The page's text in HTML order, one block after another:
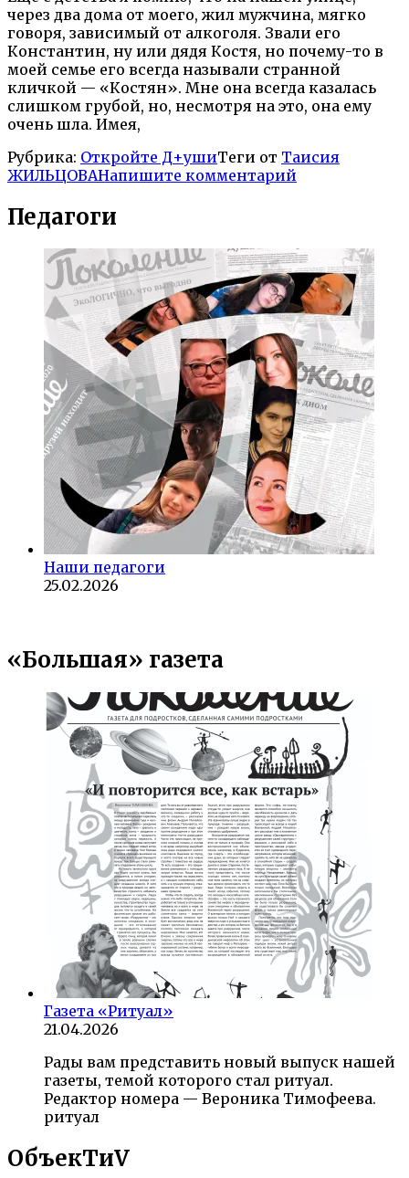
через два дома от моего, жил мужчина, мягко
говоря, зависимый от алкоголя. Звали его
Константин, ну или дядя Костя, но почему-то в
моей семье его всегда называли странной
кличкой — «Костян». Мне она всегда казалась
слишком грубой, но, несмотря на это, она ему
очень шла. Имея,
Рубрика: Откройте Д+ушиТеги от Таисия
ЖИЛЬЦОВАНапишите комментарий
Педагоги
Наши педагоги
25.02.2026
«Большая» газета
Газета «Ритуал»
21.04.2026
Рады вам представить новый выпуск нашей
газеты, темой которого стал ритуал.
Редактор номера — Вероника Тимофеева.
ритуал
ОбъекTиV